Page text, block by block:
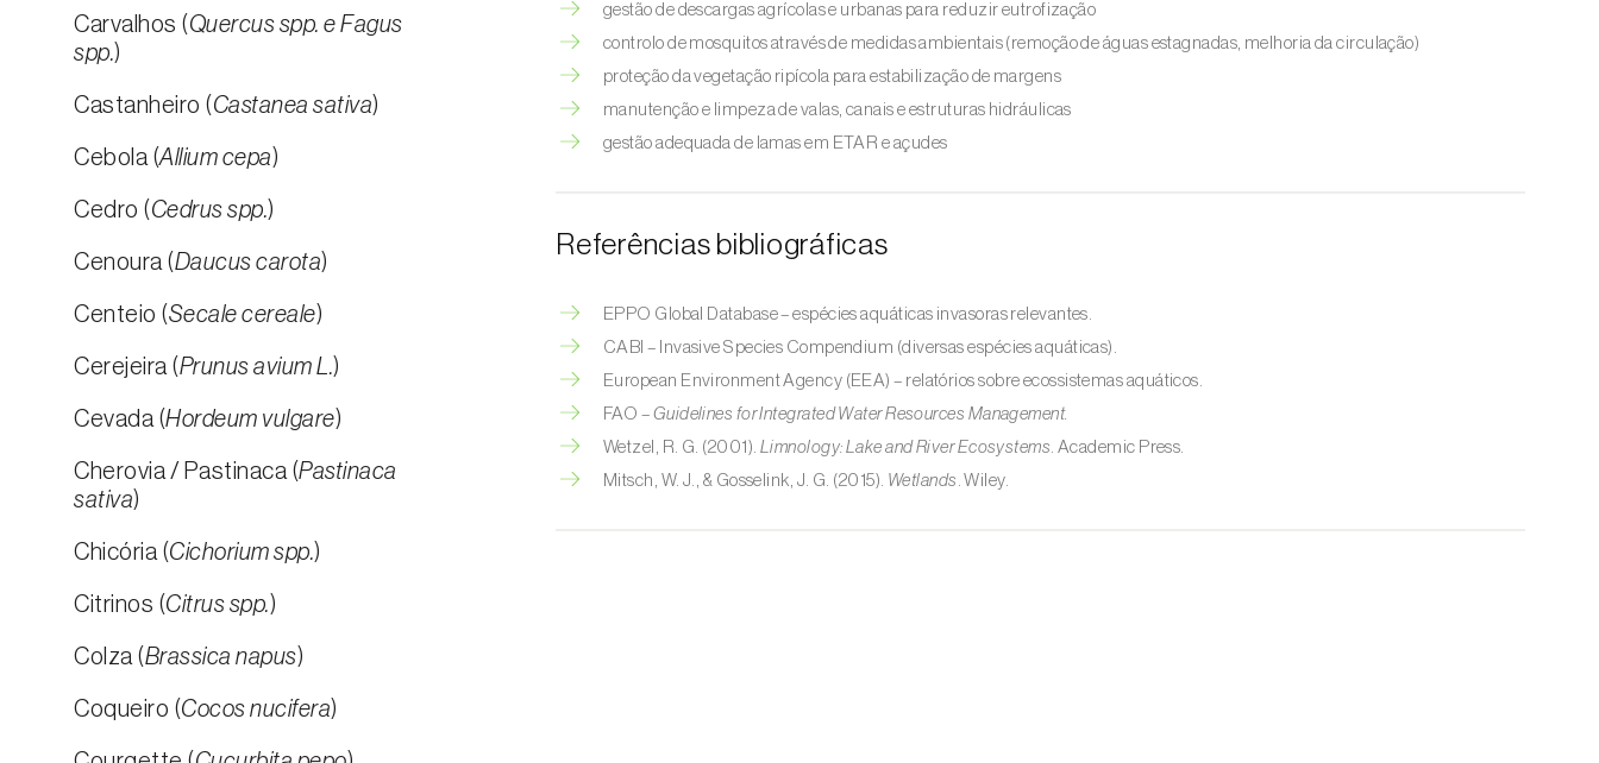
Carvalhos (Quercus spp. e Fagus
spp.)
Castanheiro (Castanea sativa)
Cebola (Allium cepa)
Cedro (Cedrus spp.)
Cenoura (Daucus carota)
Centeio (Secale cereale)
Cerejeira (Prunus avium L.)
Cevada (Hordeum vulgare)
Cherovia / Pastinaca (Pastinaca
sativa)
Chicória (Cichorium spp.)
Citrinos (Citrus spp.)
Colza (Brassica napus)
Coqueiro (Cocos nucifera)
gestão de descargas agrícolas e urbanas para reduzir eutrofização
controlo de mosquitos através de medidas ambientais (remoção de águas estagnadas, melhoria da circulação)
proteção da vegetação ripícola para estabilização de margens
manutenção e limpeza de valas, canais e estruturas hidráulicas
gestão adequada de lamas em ETAR e açudes
Referências bibliográficas
EPPO Global Database – espécies aquáticas invasoras relevantes.
CABI – Invasive Species Compendium (diversas espécies aquáticas).
European Environment Agency (EEA) – relatórios sobre ecossistemas aquáticos.
FAO – Guidelines for Integrated Water Resources Management.
Wetzel, R. G. (2001). Limnology: Lake and River Ecosystems . Academic Press.
Mitsch, W. J., & Gosselink, J. G. (2015). Wetlands . Wiley.